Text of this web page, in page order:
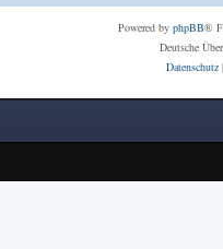
Powered by phpBB®
Deutsche
Datenschutz|